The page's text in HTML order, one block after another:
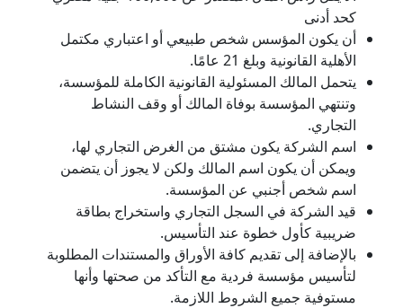
كحد أدنى
أن يكون المؤسس شخص طبيعي أو اعتباري مكتمل
الأهلية القانونية وبلغ 21 عامًا.
يتحمل المالك المسئولية القانونية الكاملة للمؤسسة،
وتنتهي المؤسسة بوفاة المالك أو وقف النشاط
التجاري.
اسم الشركة يكون مشتق من الغرض التجاري لها،
ويمكن أن يكون اسم المالك ولكن لا يجوز أن يتضمن
اسم شخص أجنبي عن المؤسسة.
قيد الشركة في السجل التجاري واستخراج بطاقة
ضريبية كأول خطوة عند التأسيس.
بالإضافة إلى تقديم كافة الأوراق والمستندات المطلوبة
لتأسيس مؤسسة فردية مع التأكد من صحتها وأنها
مستوفية جميع الشروط اللازمة.